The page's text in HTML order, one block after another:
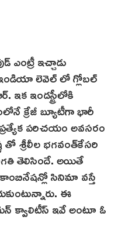
ఇచ్చాడు
ఇండియా లెవెల్ లో గ్లోబల్
ఇక ఇండస్ట్రీలోకి
క్రేజీ బ్యూటీగా భారీ
పరిచయం అవసరం
తో శ్రీ‌లీల‌ భగవంత్‌కేసరి
తెలిసిందే. అయితే
సినిమా వస్తే
ఈ
క్వాలిటీస్ ఇవే అంటూ ఓ